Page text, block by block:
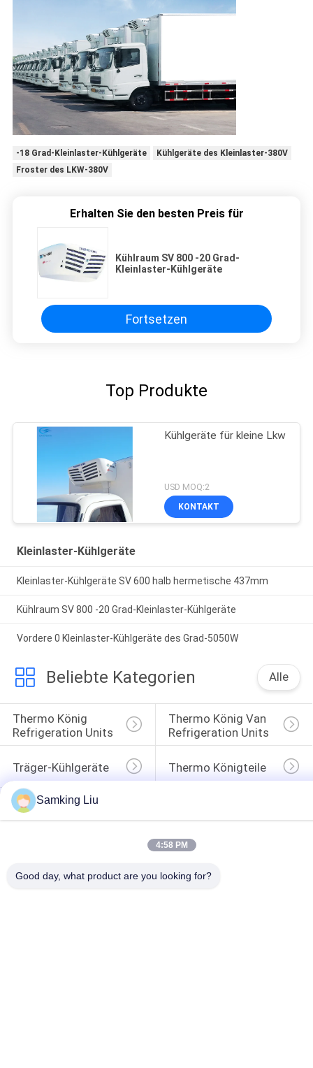
-18 Grad-Kleinlaster-Kühlgeräte
Kühlgeräte des Kleinlaster-380V
Froster des LKW-380V
Erhalten Sie den besten Preis für
Kühlraum SV 800 -20 Grad-
Kleinlaster-Kühlgeräte
Fortsetzen
Top Produkte
Kühlgeräte für kleine Lkw
USD MOQ:2
KONTAKT
Kleinlaster-Kühlgeräte
Kleinlaster-Kühlgeräte SV 600 halb hermetische 437mm
Kühlraum SV 800 -20 Grad-Kleinlaster-Kühlgeräte
Vordere 0 Kleinlaster-Kühlgeräte des Grad-5050W
Beliebte Kategorien Alle
Thermo König
Refrigeration Units
Thermo König Van
Refrigeration Units
Träger-Kühlgeräte Thermo Königteile
Träger-Abkühlungs-
Teile
Isuzu Refrigerated
Samking Liu
4:58 PM
Good day, what product are you looking for?